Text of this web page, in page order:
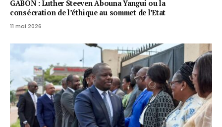
GABON : Luther Steeven Abouna Yangui ou la
consécration de l’éthique au sommet de l’Etat
11 mai 2026